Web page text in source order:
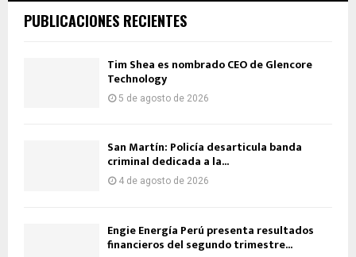
PUBLICACIONES RECIENTES
Tim Shea es nombrado CEO de Glencore
Technology
5 de agosto de 2026
San Martín: Policía desarticula banda
criminal dedicada a la...
4 de agosto de 2026
Engie Energía Perú presenta resultados
financieros del segundo trimestre...